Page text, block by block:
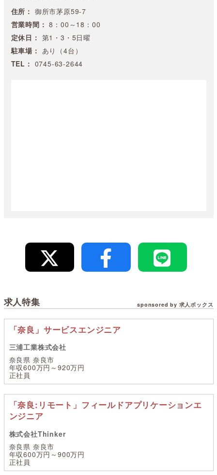
住所： 御所市茅原59-7
営業時間： 8：00～18：00
定休日： 第1・3・5日曜
駐車場： あり（4台）
TEL： 0745-63-2644
求人特集 sponsored by 求人ボックス
「奈良」サービスエンジニア
三浦工業株式会社
奈良県 奈良市
年収600万円～920万円
正社員
「奈良:リモート」フィールドアプリケーションエ
ンジニア
株式会社Thinker
奈良県 奈良市
年収600万円～900万円
正社員